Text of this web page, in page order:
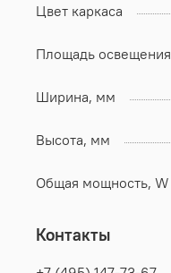
Цвет каркаса
Площадь освещения
Ширина, мм
Высота, мм
Общая мощность, W
Контакты